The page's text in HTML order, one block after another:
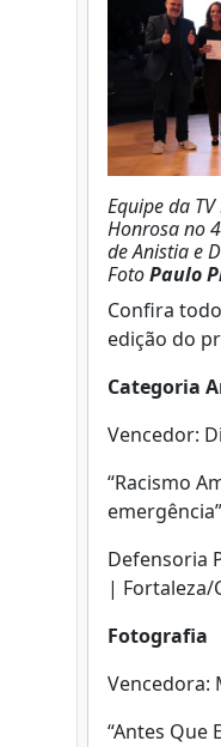
Equipe da
Honrosa no
de Anistia e
FotoPaulo
Confira
edição do
Categoria
Vencedor:
“Racismo
emergência”
Defensoria
| Fortaleza/
Fotografia
Vencedora:
“Antes Que